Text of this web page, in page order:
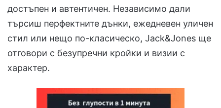
достъпен и автентичен. Независимо дали
търсиш перфектните дънки, ежедневен уличен
стил или нещо по-класическо, Jack&Jones ще
отговори с безупречни кройки и визии с
характер.